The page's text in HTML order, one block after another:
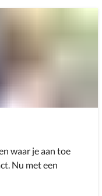
waar je aan toe
Nu met een